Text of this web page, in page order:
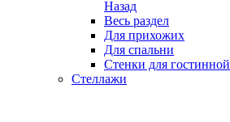
Назад
Весь раздел
Для прихожих
Для спальни
Стенки для гостинной
Стеллажи